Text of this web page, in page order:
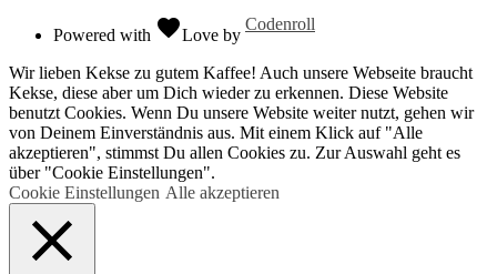
Powered with favoriteLove by
Codenroll
Wir lieben Kekse zu gutem Kaffee! Auch unsere Webseite braucht
Kekse, diese aber um Dich wieder zu erkennen. Diese Website
benutzt Cookies. Wenn Du unsere Website weiter nutzt, gehen wir
von Deinem Einverständnis aus. Mit einem Klick auf "Alle
akzeptieren", stimmst Du allen Cookies zu. Zur Auswahl geht es
über "Cookie Einstellungen".
Cookie Einstellungen Alle akzeptieren